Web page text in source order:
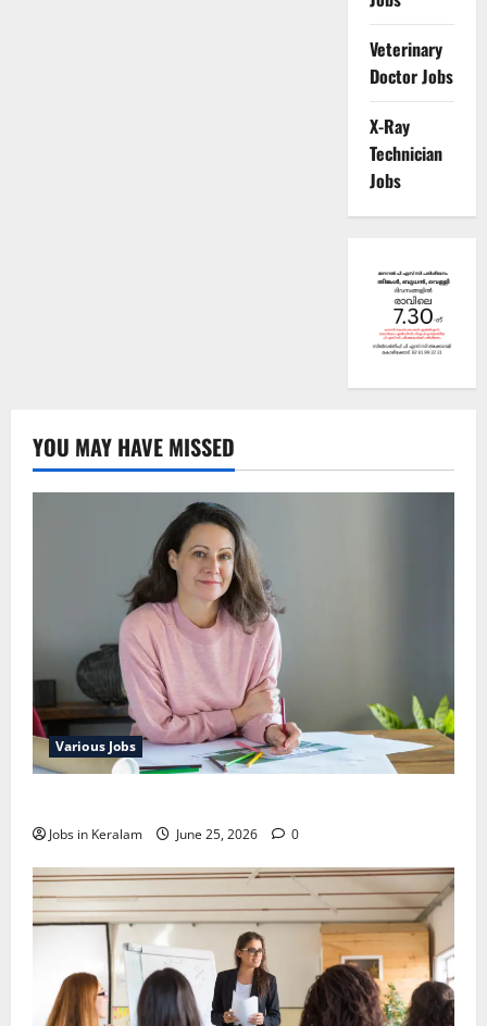
Veterinary
Doctor Jobs
X-Ray
Technician
Jobs
YOU MAY HAVE MISSED
Various Jobs
Jobs in Keralam June 25, 2026 0